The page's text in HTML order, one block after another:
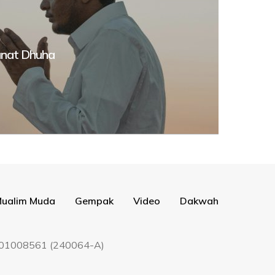
Dhuha
Muda Gempak Video Dakwah
(240064-A)